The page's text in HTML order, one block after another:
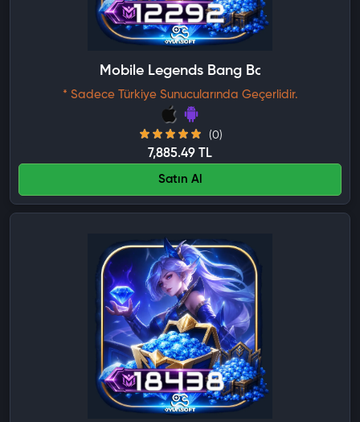
Mobile Legends Bang Bang 12292
* Sadece Türkiye Sunucularında Geçerlidir.
(0)
7,885.49 TL
Satın Al